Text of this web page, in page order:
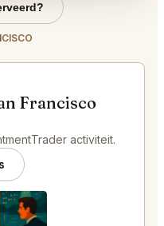
Francisco
activiteit.